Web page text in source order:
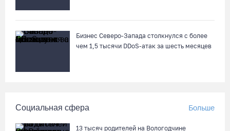
Бизнес Северо-Запада столкнулся с более
чем 1,5 тысячи DDoS-атак за шесть месяцев
Социальная сфера Больше
13 тысяч родителей на Вологодчине